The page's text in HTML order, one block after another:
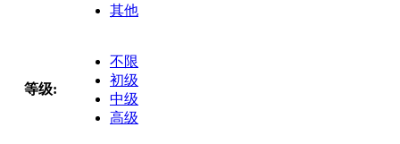
其他
等级:
不限
初级
中级
高级